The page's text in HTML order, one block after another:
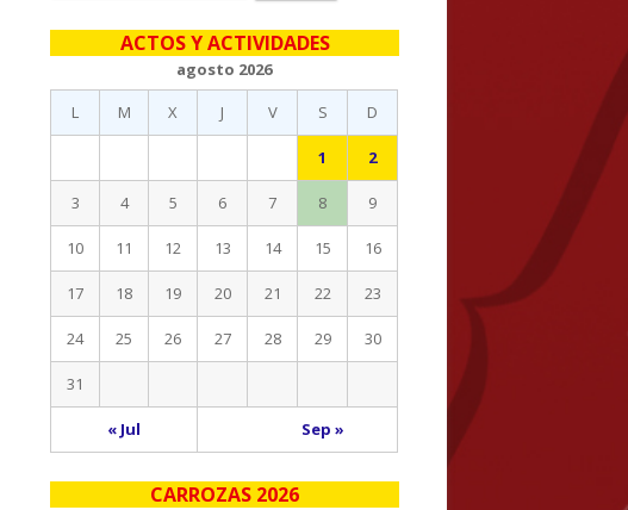
lateral
principalACTOS Y ACTIVIDADES
agosto 2026
L
M X J V S D
1 2
3 4 5 6 7 8 9
10 11 12 13 14 15 16
17 18 19 20 21 22 23
24 25 26 27 28 29 30
31
« Jul Sep »
CARROZAS 2026